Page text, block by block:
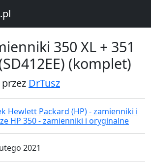
350 XL + 351
(komplet)
DrTusz
Hewlett Packard (HP) - zamienniki i
HP 350 - zamienniki i oryginalne
2021